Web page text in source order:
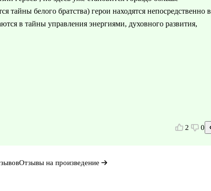
белого братства) герои находятся непосредственно в
в тайны управления энергиями, духовного развития,
2 0
Отзывы на произведение